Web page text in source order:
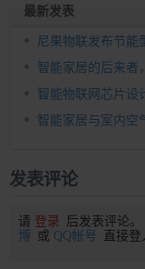
最新发表
尼果物联发布节能
智能家居的后来者
智能物联网芯片设
智能家居与室内空
发表评论
请 登录 后发表评论
博 或 QQ帐号 直接登